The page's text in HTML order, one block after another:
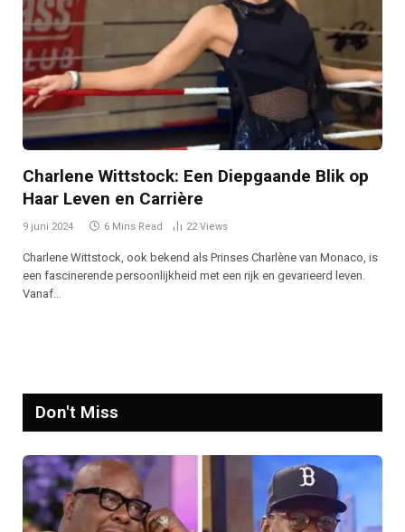
Charlene Wittstock: Een Diepgaande Blik op
Haar Leven en Carrière
9 juni 2024 6 Mins Read 22Views
Charlene Wittstock, ook bekend als Prinses Charlène van Monaco, is
een fascinerende persoonlijkheid met een rijk en gevarieerd leven.
Vanaf…
Don't Miss